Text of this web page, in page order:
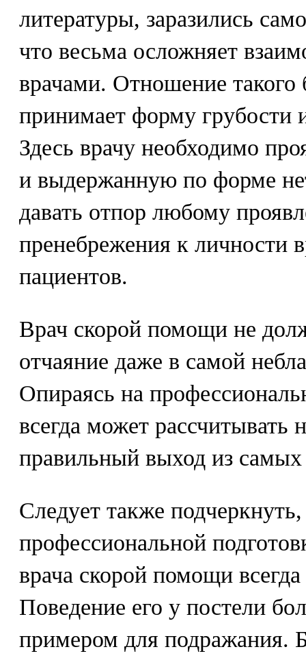
литературы, заразились
что весьма осложняет
врачами. Отношение такого
принимает форму грубости
Здесь врачу необходимо
и выдержанную по форме
давать отпор любому
пренебрежения к личности
пациентов.
Врач скорой помощи не
отчаяние даже в самой
Опираясь на
всегда может рассчитывать
правильный выход из
Следует также
профессиональной
врача скорой помощи
Поведение его у постели
примером для подражания.